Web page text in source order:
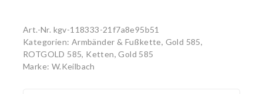
Art.-Nr. kgv-118333-21f7a8e95b51
Kategorien: Armbänder & Fußkette, Gold 585,
ROTGOLD 585, Ketten, Gold 585
Marke: W.Keilbach